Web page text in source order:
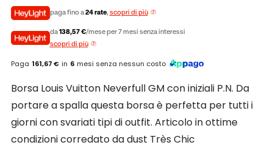
paga fino a24 rate, scopri di più
da138,57 €/mese per 7 mesi senza interessi
scopri di più
Paga 161,67 € in 6 mesi senza nessun costo
Borsa Louis Vuitton Neverfull GM con iniziali P.N. Da
portare a spalla questa borsa è perfetta per tutti i
giorni con svariati tipi di outfit. Articolo in ottime
condizioni corredato da dust Très Chic